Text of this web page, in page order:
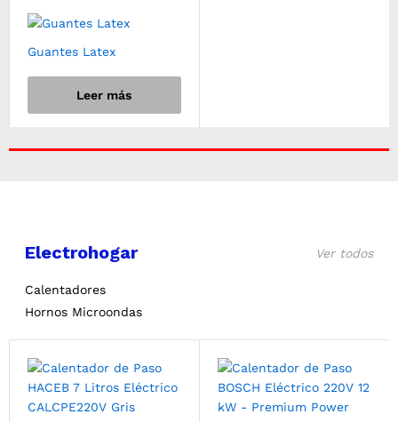
Guantes Latex
Leer más
Electrohogar
Calentadores
Hornos Microondas
Ver todos